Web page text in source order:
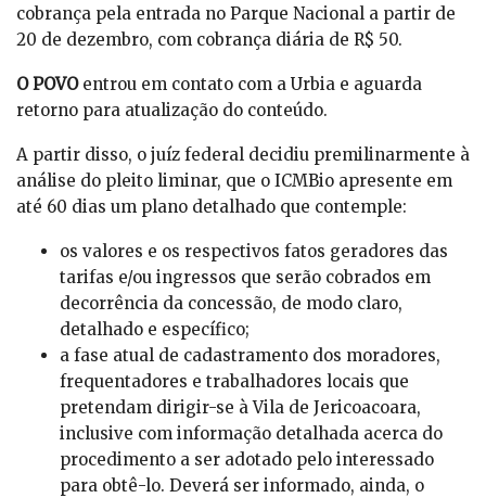
cobrança pela entrada no Parque Nacional a partir de
20 de dezembro, com cobrança diária de R$ 50.
O POVOentrou em contato com a Urbia e aguarda
retorno para atualização do conteúdo.
A partir disso, o juíz federal decidiu premilinarmente à
análise do pleito liminar, que o ICMBio apresente em
até 60 dias um plano detalhado que contemple:
os valores e os respectivos fatos geradores das
tarifas e/ou ingressos que serão cobrados em
decorrência da concessão, de modo claro,
detalhado e específico;
a fase atual de cadastramento dos moradores,
frequentadores e trabalhadores locais que
pretendam dirigir-se à Vila de Jericoacoara,
inclusive com informação detalhada acerca do
procedimento a ser adotado pelo interessado
para obtê-lo. Deverá ser informado, ainda, o